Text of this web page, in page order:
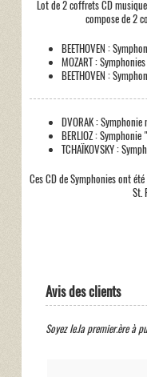
Lot de 2 coffrets CD
compose de 2
BEETHOVEN :
MOZART :
BEETHOVEN :
DVORAK :
BERLIOZ :
TCHAÏKOVSKY :
Ces CD de Symphonies ont
St.
Avis des clients
Soyez le.la premier.ère à